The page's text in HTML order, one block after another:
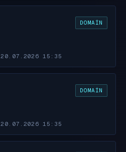
DOMAIN
20.07.2026 15:35
DOMAIN
20.07.2026 15:35